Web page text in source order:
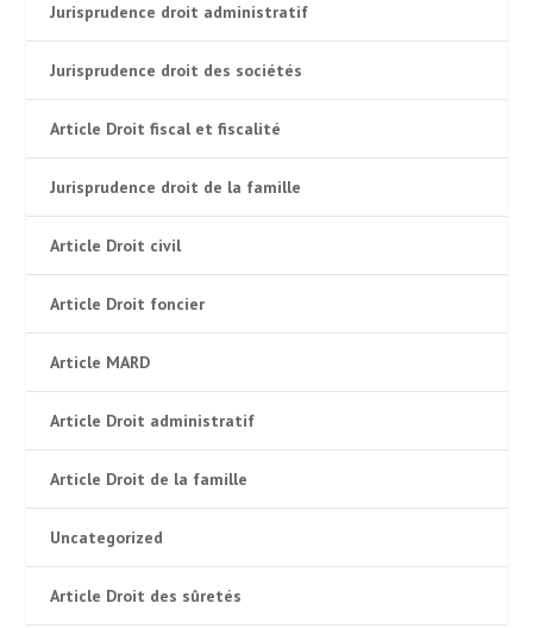
Jurisprudence droit administratif
Jurisprudence droit des sociétés
Article Droit fiscal et fiscalité
Jurisprudence droit de la famille
Article Droit civil
Article Droit foncier
Article MARD
Article Droit administratif
Article Droit de la famille
Uncategorized
Article Droit des sûretés